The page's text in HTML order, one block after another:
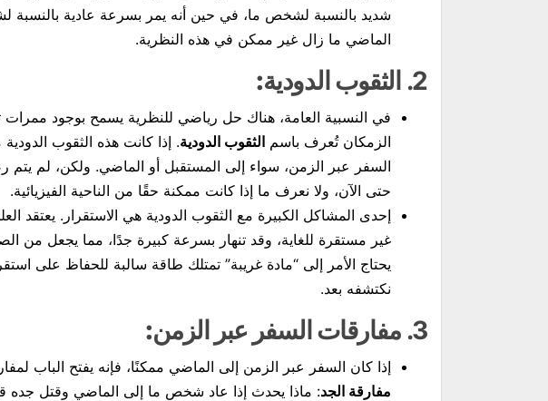
شديد بالنسبة لشخص ما، في حين أنه يمر بسرعة عادية بالنسبة
الماضي ما زال غير ممكن في هذه النظرية.
2. الثقوب الدودية:
في النسبية العامة، هناك حل رياضي للنظرية يسمح بوجود
الزمكان تُعرف باسم الثقوب الدودية. إذا كانت هذه الثقوب
السفر عبر الزمن، سواء إلى المستقبل أو الماضي. ولكن، لم
حتى الآن، ولا نعرف ما إذا كانت ممكنة حقًا من الناحية الفيزيائية.
إحدى المشاكل الكبيرة مع الثقوب الدودية هي الاستقرار. يعتقد
غير مستقرة للغاية، وقد تنهار بسرعة كبيرة جدًا، مما يجعل من
يحتاج الأمر إلى “مادة غريبة” تمتلك طاقة سالبة للحفاظ على
نكتشفه بعد.
3. مفارقات السفر عبر الزمن:
إذا كان السفر عبر الزمن إلى الماضي ممكنًا، فإنه يفتح الباب
مفارقة الجد: ماذا يحدث إذا عاد شخص ما إلى الماضي وقتل جده